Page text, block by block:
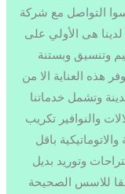
التواصل مع شركة
هى الأولي على
وتنسيق وبستنة
هذه العناية الا من
وتشمل خدماتنا
والنوافير تكريب
باقل
وتوريد بديل
للاسس الصحيحة